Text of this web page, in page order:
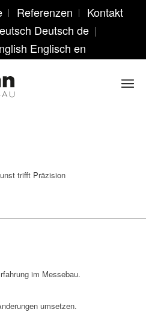
Referenzen
Kontakt
Deutsch de
Englisch en
trifft Präzision
im Messebau.
umsetzen.